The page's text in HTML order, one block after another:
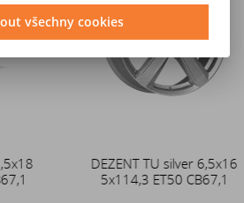
DEZENT TU silver 6,5x16
5x114,3 ET50 CB67,1
Duše 12x4 (4.00-4) kovový
zahnutý ventil TR87
všechny cookies